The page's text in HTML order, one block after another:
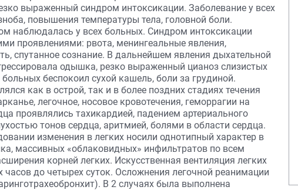
выраженный синдром интоксикации. Заболевание у всех
повышения температуры тела, головной боли.
наблюдалась у всех больных. Синдром интоксикации
проявлениями: рвота, менингеальные явления,
спутанное сознание. В дальнейшем явления дыхательной
одышка, резко выраженный цианоз слизистых
беспокоил сухой кашель, боли за грудиной.
как в острой, так и в более поздних стадиях течения
легочное, носовое кровотечения, геморрагии на
проявлялись тахикардией, падением артериального
тонов сердца, аритмией, болями в области сердца.
изменения в легких носили однотипный характер в
массивных «облаковидных» инфильтратов по всем
корней легких. Искусственная вентиляция легких
до четырех суток. Осложнения легочной реанимации
В 2 случаях была выполнена